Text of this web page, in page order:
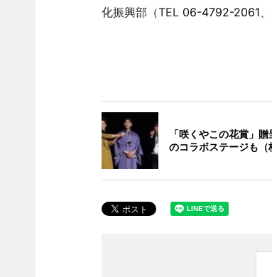
化振興部（TEL 06-4792-2061
「咲くやこの花賞」
のコラボステージも（